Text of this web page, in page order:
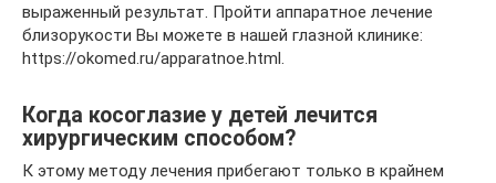
выраженный результат. Пройти аппаратное лечение
близорукости Вы можете в нашей глазной клинике:
https://okomed.ru/apparatnoe.html.
Когда косоглазие у детей лечится
хирургическим способом?
К этому методу лечения прибегают только в крайнем